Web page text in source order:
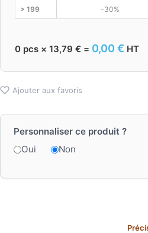
> 199 -30%
0 pcs × 13,79 € = 0,00 € HT
Ajouter aux favoris
Personnaliser ce produit ?
Oui
Non